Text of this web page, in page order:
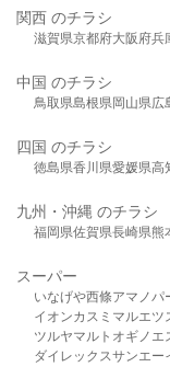
関西 のチラシ
滋賀県京都府大阪府兵
中国 のチラシ
鳥取県島根県岡山県広
四国 のチラシ
徳島県香川県愛媛県高
九州・沖縄 のチラシ
福岡県佐賀県長崎県熊
スーパー
いなげや西條アマノパ
イオンカスミ マルエツ
ツルヤマルト オギノ エ
ダイレックスサンエー